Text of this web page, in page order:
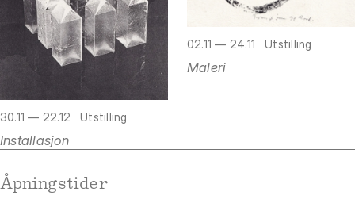
30.11 — 22.12 Utstilling
Installasjon
02.11 — 24.11 Utstilling
Maleri
Åpningstider